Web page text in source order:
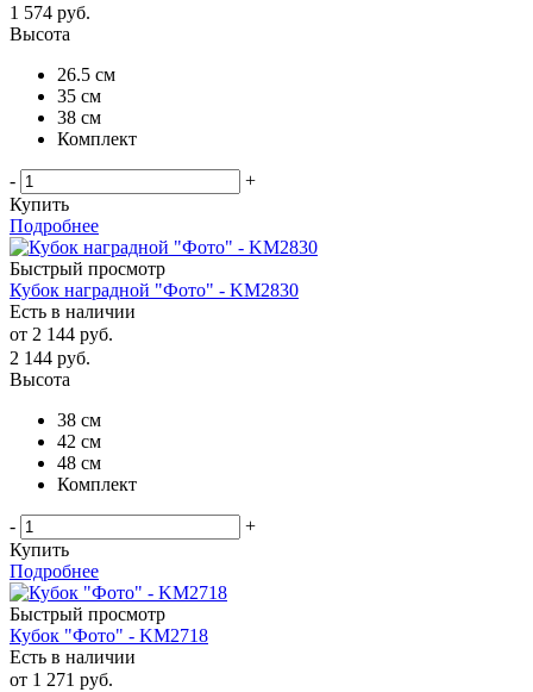
1 574 руб.
Высота
26.5 см
35 см
38 см
Комплект
-
+
Купить
Подробнее
Быстрый просмотр
Кубок наградной "Фото" - KM2830
Есть в наличии
от 2 144 руб.
2 144 руб.
Высота
38 см
42 см
48 см
Комплект
-
+
Купить
Подробнее
Быстрый просмотр
Кубок "Фото" - KM2718
Есть в наличии
от 1 271 руб.